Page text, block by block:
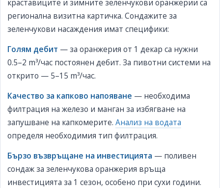
краставиците и зимните зеленчукови оранжерии са
регионална визитна картичка. Сондажите за
зеленчукови насаждения имат специфики:
Голям дебит — за оранжерия от 1 декар са нужни
0.5–2 m³/час постоянен дебит. За пивотни системи на
открито — 5–15 m³/час.
Качество за капково напояване — необходима
филтрация на железо и манган за избягване на
запушване на капкомерите. Анализ на водата
определя необходимия тип филтрация.
Бързо възвръщане на инвестицията — поливен
сондаж за зеленчукова оранжерия връща
инвестицията за 1 сезон, особено при сухи години.